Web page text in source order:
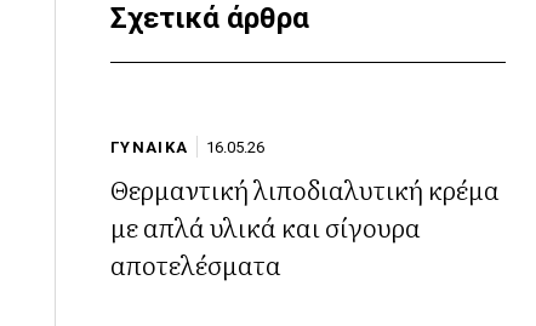
Σχετικά άρθρα
ΓΥΝΑΙΚΑ 16.05.26
Θερμαντική λιποδιαλυτική κρέμα
με απλά υλικά και σίγουρα
αποτελέσματα